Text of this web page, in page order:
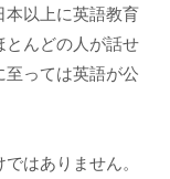
以上に英語教育
とんどの人が話せ
至っては英語が公
はありません。